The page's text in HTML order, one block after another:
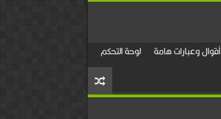
أقوال وعبارات هامة
لوحة التحكم